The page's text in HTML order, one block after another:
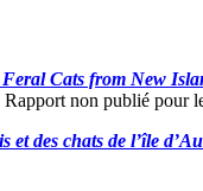
Cats from New
Rapport non publié pour
et des chats de l’île